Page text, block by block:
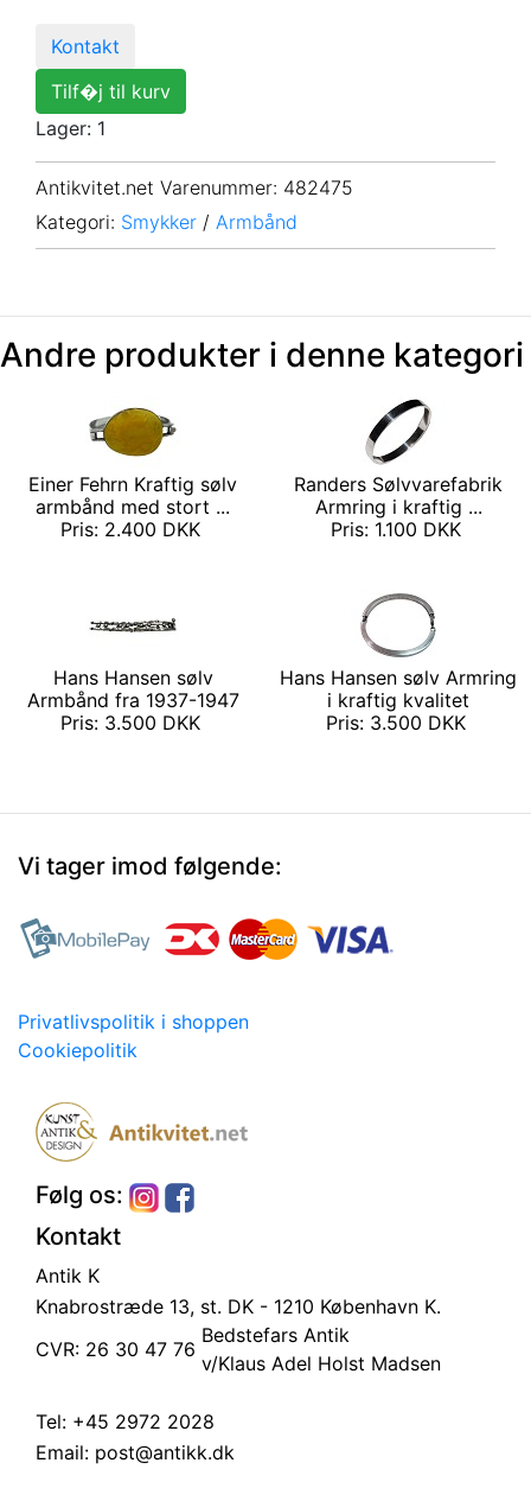
Kontakt
Tilf�j til kurv
Lager: 1
Antikvitet.net Varenummer: 482475
Kategori: Smykker / Armbånd
Andre produkter i denne kategori
Einer Fehrn Kraftig sølv
armbånd med stort ...
Pris: 2.400 DKK
Randers Sølvvarefabrik
Armring i kraftig ...
Pris: 1.100 DKK
Hans Hansen sølv
Armbånd fra 1937-1947
Pris: 3.500 DKK
Hans Hansen sølv Armring
i kraftig kvalitet
Pris: 3.500 DKK
Vi tager imod følgende:
Privatlivspolitik i shoppen
Cookiepolitik
Følg os:
Kontakt
Antik K
Knabrostræde 13, st. DK - 1210 København K.
CVR: 26 30 47 76
Bedstefars Antik
v/Klaus Adel Holst Madsen
Tel: +45 2972 2028
Email: post@antikk.dk